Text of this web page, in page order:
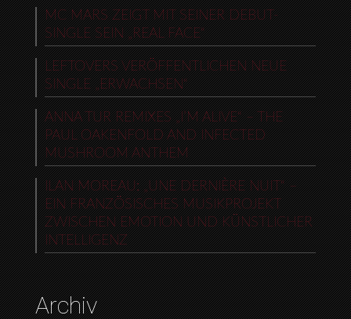
MC MARS ZEIGT MIT SEINER DEBUT-
SINGLE SEIN „REAL FACE“
LEFTOVERS VERÖFFENTLICHEN NEUE
SINGLE „ERWACHSEN“
ANNA TUR REMIXES „I’M ALIVE“ – THE
PAUL OAKENFOLD AND INFECTED
MUSHROOM ANTHEM
ILAN MOREAU: „UNE DERNIÈRE NUIT“ –
EIN FRANZÖSISCHES MUSIKPROJEKT
ZWISCHEN EMOTION UND KÜNSTLICHER
INTELLIGENZ
Archiv